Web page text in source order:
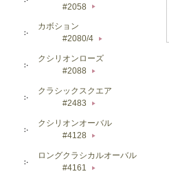
#2058
▶
カボション
#2080/4
▶
クシリオンローズ
#2088
▶
クラシックスクエア
#2483
▶
クシリオンオーバル
#4128
▶
ロングクラシカルオーバル
#4161
▶